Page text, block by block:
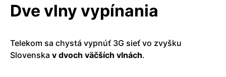
Dve vlny vypínania
Telekom sa chystá vypnúť 3G sieť vo zvyšku
Slovenska v dvoch väčších vlnách.